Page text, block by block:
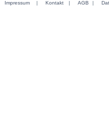
Impressum | Kontakt | AGB |